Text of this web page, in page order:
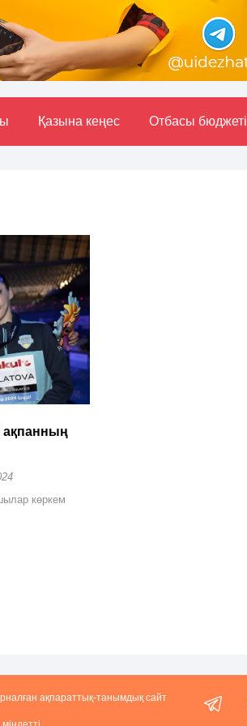
Қазына кеңес Отбасы бюджетi
ақпанның
көркем
ақпараттық-танымдық сайт